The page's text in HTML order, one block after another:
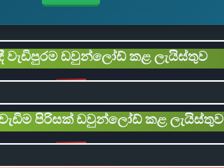
වැඩිපුරම ඩවුන්ලෝඩ් කළ ලැයිස්තුව
වැඩිම පිරිසක් ඩවුන්ලෝඩ් කළ ලැයිස්තුව